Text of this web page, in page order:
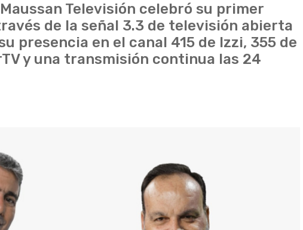
Televisión celebró su primer
de la señal 3.3 de televisión abierta
presencia en el canal 415 de Izzi, 355 de
y una transmisión continua las 24